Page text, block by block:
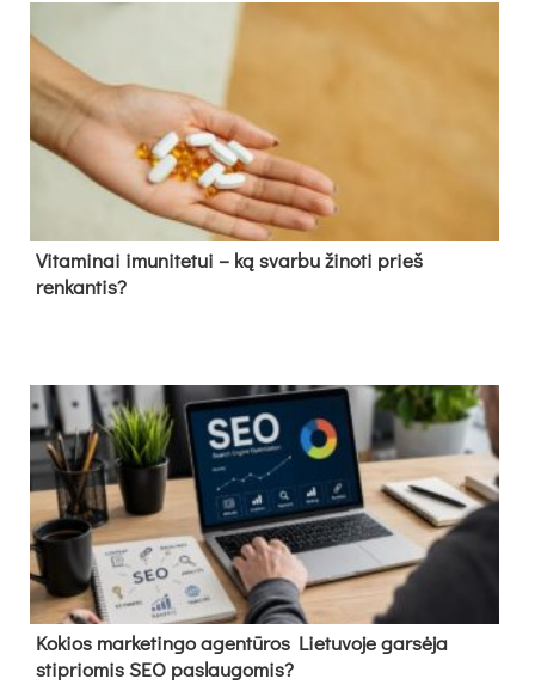
Vitaminai imunitetui – ką svarbu žinoti prieš
renkantis?
Kokios marketingo agentūros Lietuvoje garsėja
stipriomis SEO paslaugomis?